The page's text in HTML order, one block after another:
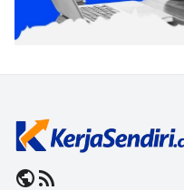
publicrss_feed